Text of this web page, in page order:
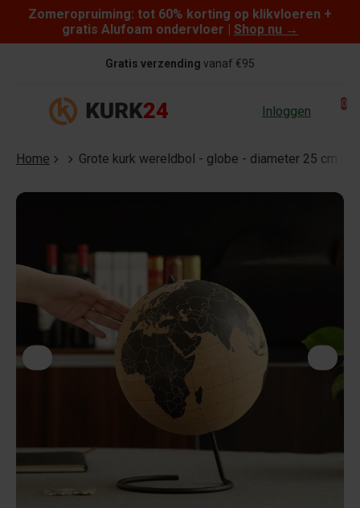
Skip to content
Zomeropruiming: tot 60% korting op klikvloeren +
gratis Alufoam ondervloer | Shop nu →
Gratis verzending vanaf €95
Inloggen 0
Home Grote kurk wereldbol - globe - diameter 25 cm.